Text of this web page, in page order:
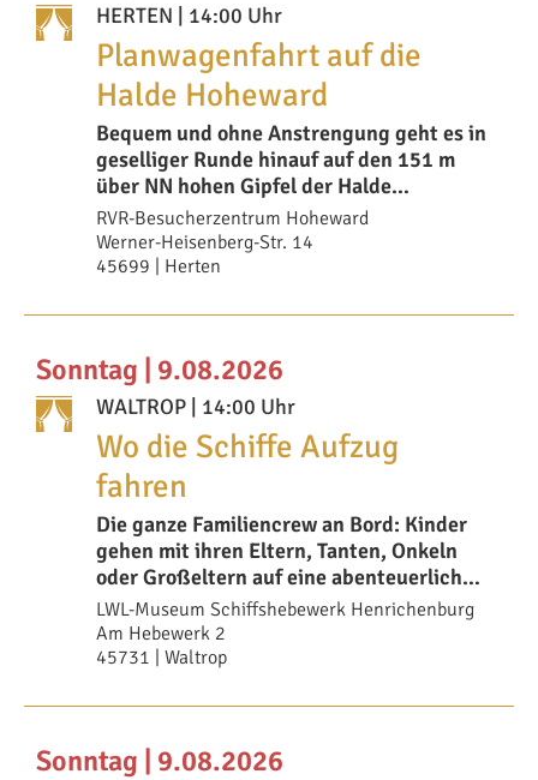
HERTEN | 14:00 Uhr
Planwagenfahrt auf die
Halde Hoheward
Bequem und ohne Anstrengung geht es in
geselliger Runde hinauf auf den 151 m
über NN hohen Gipfel der Halde
Hoheward mit der
RVR-Besucherzentrum Hoheward
Werner-Heisenberg-Str. 14
45699 | Herten
Sonntag | 9.08.2026
WALTROP | 14:00 Uhr
Wo die Schiffe Aufzug
fahren
Die ganze Familiencrew an Bord: Kinder
gehen mit ihren Eltern, Tanten, Onkeln
oder Großeltern auf eine abenteuerliche
Erlebn
LWL-Museum Schiffshebewerk Henrichenburg
Am Hebewerk 2
45731 | Waltrop
Sonntag | 9.08.2026